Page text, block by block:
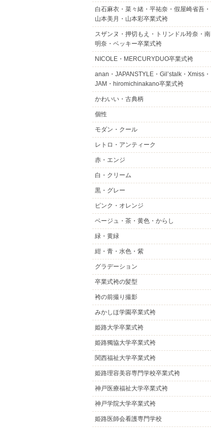
白石麻衣・菜々緒・平祐奈・假屋崎省吾・
山本美月・山本彩卒業式袴
スザンヌ・押切もえ・トリンドル玲奈・南
明奈・ベッキー卒業式袴
NICOLE・MERCURYDUO卒業式袴
anan・JAPANSTYLE・Gil’stalk・Xmiss・
JAM・hiromichinakano卒業式袴
かわいい・古典柄
個性
モダン・クール
レトロ・アンティーク
赤・エンジ
白・クリーム
黒・グレー
ピンク・オレンジ
ベージュ・茶・黄色・からし
緑・黄緑
紺・青・水色・紫
グラデーション
卒業式袴の髪型
袴の前撮り撮影
みかしほ学園卒業式袴
姫路大学卒業式袴
姫路獨協大学卒業式袴
関西福祉大学卒業式袴
姫路理容美容専門学校卒業式袴
神戸医療福祉大学卒業式袴
神戸学院大学卒業式袴
姫路医師会看護専門学校